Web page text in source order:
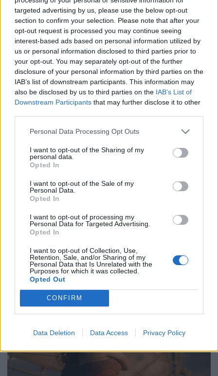
targeted advertising by us, please use the below opt-out
section to confirm your selection. Please note that after your
opt-out request is processed you may continue seeing
interest-based ads based on personal information utilized by
us or personal information disclosed to third parties prior to
your opt-out. You may separately opt-out of the further
disclosure of your personal information by third parties on the
IAB’s list of downstream participants. This information may
also be disclosed by us to third parties on the IAB’s List of
Downstream Participants that may further disclose it to other
Personal Data Processing Opt Outs
I want to opt-out of the Sharing of my
personal data.
Opted In
I want to opt-out of the Sale of my
Personal Data.
Opted In
I want to opt-out of processing my
Personal Data for Targeted Advertising.
Opted In
I want to opt-out of Collection, Use,
Retention, Sale, and/or Sharing of my
Personal Data that Is Unrelated with the
Purposes for which it was collected.
Opted Out
CONFIRM
Data Deletion Data Access Privacy Policy
των Oasis και την sold-out περιοδεία “Oasis Live
Philip Glass: Παγκόσμια γιορτή για τα 90ά
γενέθλιά του με πρεμιέρα της “Συμφωνίας
Νο. 15: Lincoln”
Ο Philip Glass θα γιορτάσει τα 90ά του γενέθλια στις 31
Ιανουαρίου 2027 με μια πολυετή, διεθνή σειρά εκδηλώσεων
που κορυφώνεται με την παγκόσμια πρεμιέρα της "Συμφωνίας
Νο. 15: Lincoln" και επετειακά